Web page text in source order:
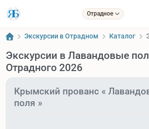
Отрадное
Экскурсии в Отрадном Каталог
Экскурсии в Лавандовые
Отрадного 2026
Крымский прованс «
поля »